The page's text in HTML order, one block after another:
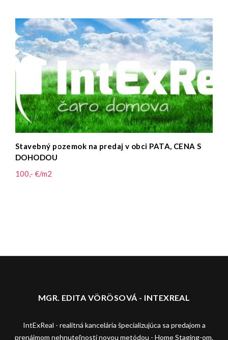
Stavebný pozemok na predaj v obci PATA, CENA S
DOHODOU
100,- €/m2
MGR. EDITA VÖRÖSOVÁ - INTEXREAL
IntExReal - realitná kancelária špecializujúca sa predajom a
prenájmom nehnuteľností novou metódou - Home Staging-om.